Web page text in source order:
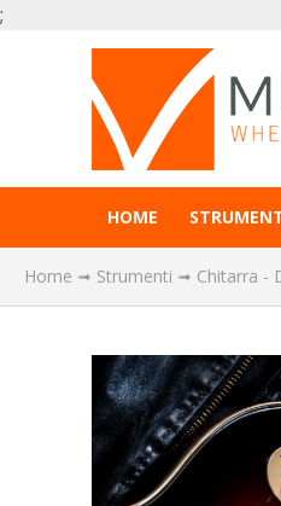
;
HOME
Home ➟ Strumenti ➟ Chitarra -